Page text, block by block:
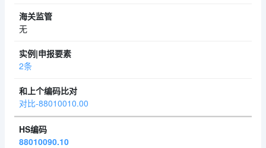
无
2条
对比-88010010.00
88010090.10